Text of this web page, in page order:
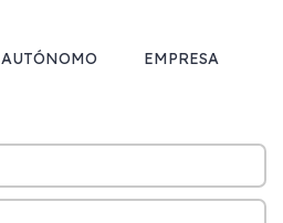
AUTÓNOMO EMPRESA